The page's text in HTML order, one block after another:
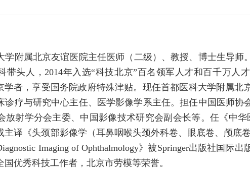
学附属北京友谊医院主任医师（二级）、教授、博士生导师
带头人，2014年入选“科技北京”百名领军人才和百千万人
学者，享受国务院政府特殊津贴。现任首都医科大学附属
诊疗与研究中心主任、医学影像学系主任。担任中国医师协
放射学分会主委、中国影像技术研究会副会长等。任《中
主译《头颈部影像学（耳鼻咽喉头颈外科卷、眼底卷、颅底
Imaging of Ophthalmology》被Springer出版社国际
优秀科技工作者，北京市劳模等荣誉。